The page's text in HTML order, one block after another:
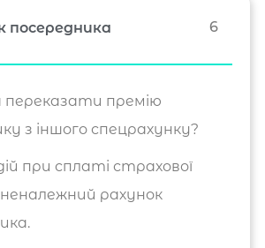
посередника 6
премію
з іншого спецрахунку?
при сплаті страхової
неналежний рахунок